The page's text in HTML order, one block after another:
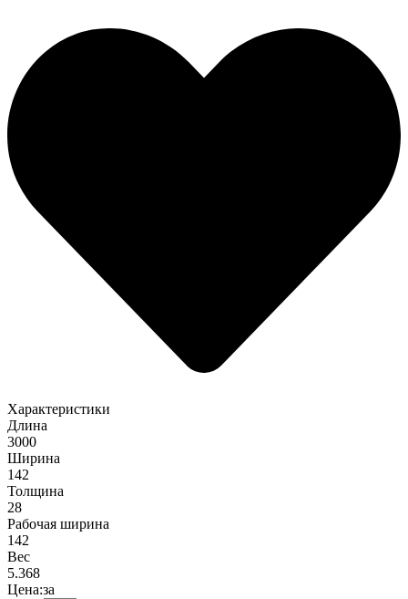
Характеристики
Длина
3000
Ширина
142
Толщина
28
Рабочая ширина
142
Вес
5.368
Цена:за